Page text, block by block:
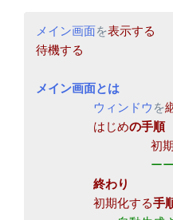
メイン画面を
待機する
ウィンドウ を
はじめ
初期化する